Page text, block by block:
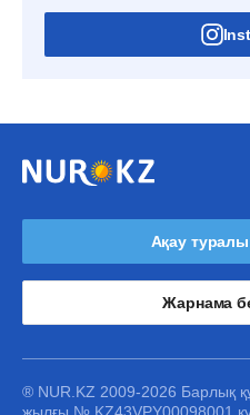
Ақау
Жарнама
® NUR.KZ 2009-2026 Барлық